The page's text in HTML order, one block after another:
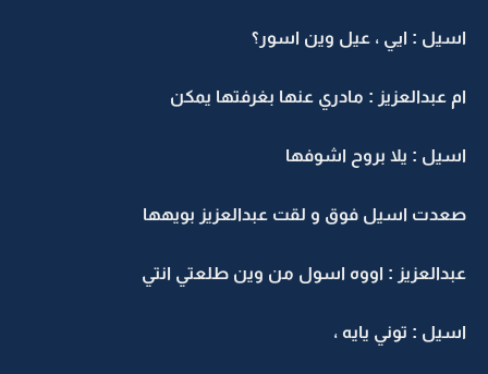
اسيل : ايي ، عيل وين اسور؟
ام عبدالعزيز : مادري عنها بغرفتها يمكن
اسيل : يلا بروح اشوفها
صعدت اسيل فوق و لقت عبدالعزيز بويهها
عبدالعزيز : اووه اسول من وين طلعتي انتي
اسيل : توني يايه ،